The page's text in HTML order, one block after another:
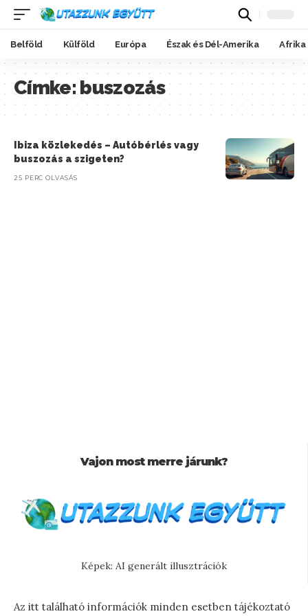
Belföld Külföld Európa Észak és Dél-Amerika Afrika
Címke:buszozás
Ibiza közlekedés – Autóbérlés vagy
buszozás a szigeten?
25 PERC OLVASÁS
Vajon most merre járunk?
Képek: AI generált illusztrációk
Az itt található információk minden esetben tájékoztató